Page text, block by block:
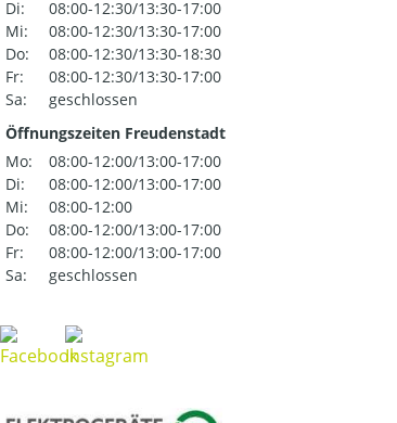
Di:
08:00-12:30/13:30-17:00
Mi:
08:00-12:30/13:30-17:00
Do:
08:00-12:30/13:30-18:30
Fr:
08:00-12:30/13:30-17:00
Sa:
geschlossen
Öffnungszeiten Freudenstadt
Mo:
08:00-12:00/13:00-17:00
Di:
08:00-12:00/13:00-17:00
Mi:
08:00-12:00
Do:
08:00-12:00/13:00-17:00
Fr:
08:00-12:00/13:00-17:00
Sa:
geschlossen